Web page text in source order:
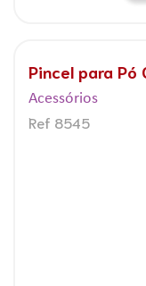
Pincel para Pó
Acessórios
Ref 8545